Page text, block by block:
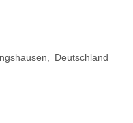
Deutschland